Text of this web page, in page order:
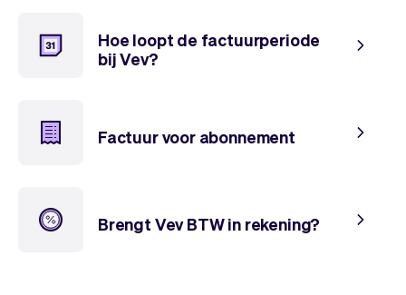
Hoe loopt de factuurperiode
bij Vev?
Factuur voor abonnement
Brengt Vev BTW in rekening?